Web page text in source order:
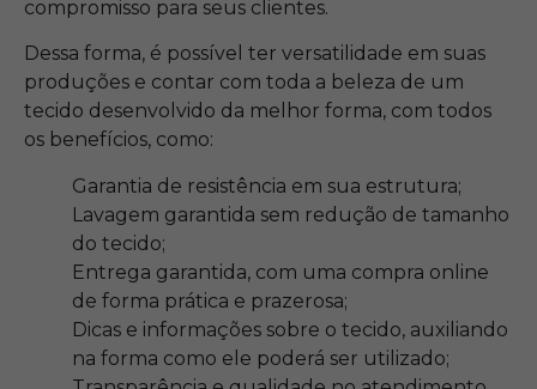
compromisso para seus clientes.
Dessa forma, é possível ter versatilidade em suas
produções e contar com toda a beleza de um
tecido desenvolvido da melhor forma, com todos
os benefícios, como:
Garantia de resistência em sua estrutura;
Lavagem garantida sem redução de tamanho
do tecido;
Entrega garantida, com uma compra online
de forma prática e prazerosa;
Dicas e informações sobre o tecido, auxiliando
na forma como ele poderá ser utilizado;